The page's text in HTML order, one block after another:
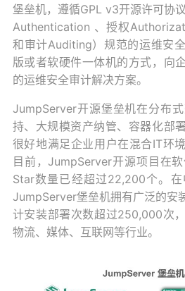
堡垒机，遵循GPL v3开源许可协
Authentication 、授权
和审计Auditing）规范的运维安
版或者软硬件一体机的方式，向
的运维安全审计解决方案。
JumpServer开源堡垒机在分布
持、大规模资产纳管、容器化部
很好地满足企业用户在混合IT环
目前，JumpServer开源项目在
Star数量已经超过22,200个。在
JumpServer堡垒机拥有广泛的安
计安装部署次数超过250,000次
物流、媒体、互联网等行业。